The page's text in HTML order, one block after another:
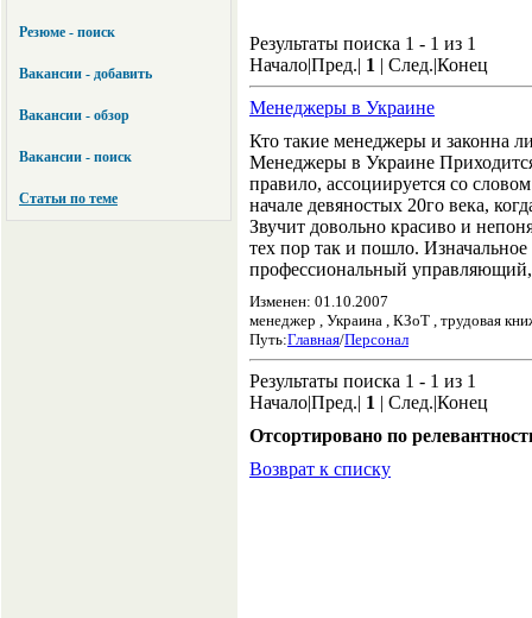
Резюме - поиск
Вакансии - добавить
Вакансии - обзор
Вакансии - поиск
Статьи по теме
Результаты поиска 1 - 1 из 1
Начало|Пред.| 1 | След.|Конец
Менеджеры в Украине
Кто такие менеджеры и законна
Менеджеры в Украине
правило, ассоциируется со
начале девяностых 20го века,
Звучит довольно красиво и
тех пор так и пошло.
профессиональный
Изменен: 01.10.2007
менеджер , Украина , КЗоТ , трудовая
Путь:Главная/Персонал
Результаты поиска 1 - 1 из 1
Начало|Пред.| 1 | След.|Конец
Отсортировано по
Возврат к списку